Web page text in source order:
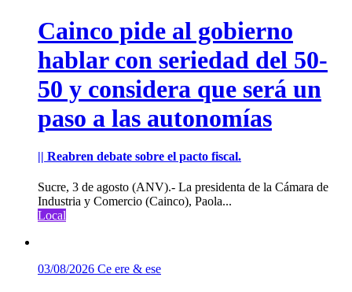
Cainco pide al gobierno
hablar con seriedad del 50-
50 y considera que será un
paso a las autonomías
|| Reabren debate sobre el pacto fiscal.
Sucre, 3 de agosto (ANV).- La presidenta de la Cámara de
Industria y Comercio (Cainco), Paola...
Local
03/08/2026 Ce ere & ese